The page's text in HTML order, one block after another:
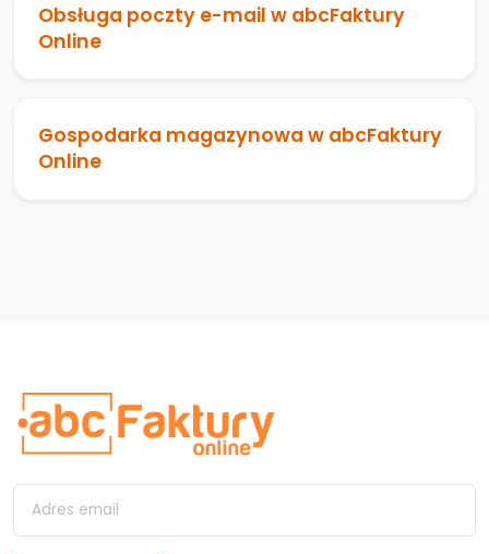
Obsługa poczty e-mail w abcFaktury
Online
Gospodarka magazynowa w abcFaktury
Online